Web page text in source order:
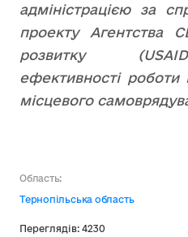
адміністрацією за
проекту Агентства
розвитку
ефективності роботи
місцевого
Область:
Тернопільська область
Переглядів: 4230